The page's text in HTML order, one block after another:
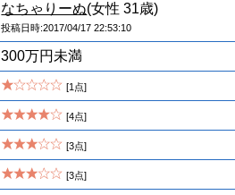
なちゃりーぬ(女性 31歳)
投稿日時:2017/04/17 22:53:10
300万円未満
[1点]
[4点]
[3点]
[3点]